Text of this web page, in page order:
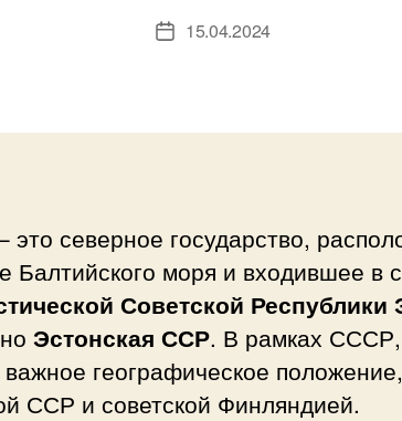
Дата15.04.2024
это северное государство,
Балтийского моря и входившее в
Советской Республики
Эстонская ССР. В рамках СССР,
географическое
ССР и советской Финляндией.